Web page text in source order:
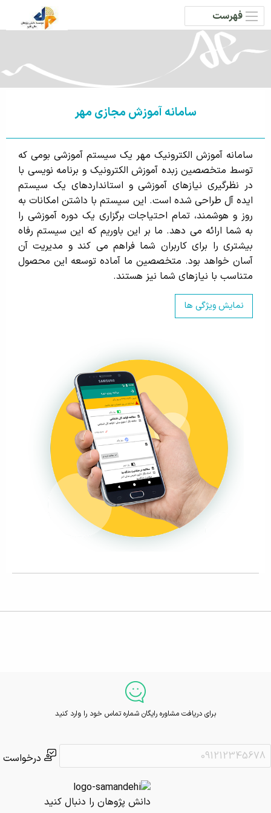
فهرست
سامانه آموزش مجازی مهر
سامانه آموزش الکترونیک مهر یک سیستم آموزشی بومی که
توسط متخصصین زبده آموزش الکترونیک و برنامه نویسی با
در نظرگیری نیازهای آموزشی و استانداردهای یک سیستم
ایده آل طراحی شده است. این سیستم با داشتن امکانات به
روز و هوشمند، تمام احتیاجات برگزاری یک دوره آموزشی را
به شما ارائه می دهد. ما بر این باوریم که این سیستم رفاه
بیشتری را برای کاربران شما فراهم می کند و مدیریت آن
آسان خواهد بود. متخصصین ما آماده توسعه این محصول
متناسب با نیازهای شما نیز هستند.
نمایش ویژگی ها
برای دریافت مشاوره رایگان شماره تماس خود را وارد کنید
دانش پژوهان را دنبال کنید